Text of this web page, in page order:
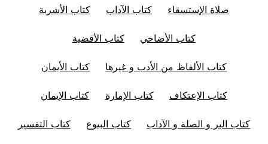
صلاة الإستسقاء كتاب الآداب كتاب الأشربة
كتاب الأضاحي كتاب الأقضية
كتاب الألفاظ من الأدب و غيرها كتاب الأيمان
كتاب الإعتكاف كتاب الإمارة كتاب الإيمان
كتاب البر و الصلة و الآداب كتاب البيوع كتاب التفسير